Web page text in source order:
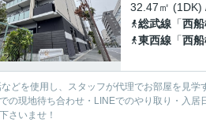
32.47㎡ (1DK)
総武線 「西
東西線 「西
どを使用し、スタッフが代理でお部屋を見学
の現地待ち合わせ・LINEでのやり取り・入
さいませ！